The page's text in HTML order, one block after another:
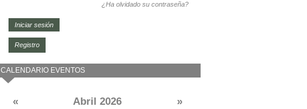
¿Ha olvidado su contraseña?
Registro
CALENDARIO EVENTOS
« Abril 2026 »